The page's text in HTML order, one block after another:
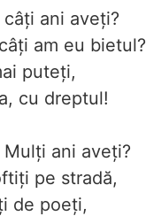
ani aveți?
am eu bietul?
puteți,
cu dreptul!
ani aveți?
pe stradă,
de poeți,